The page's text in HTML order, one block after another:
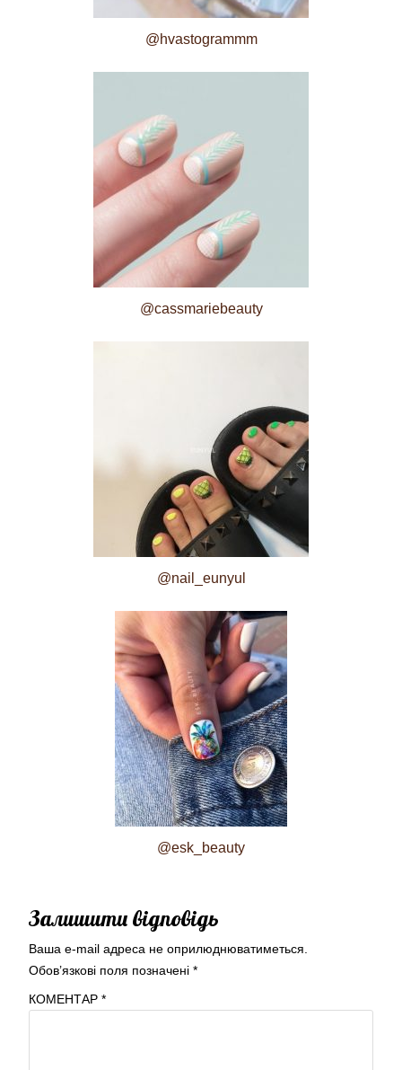
@hvastogrammm
@cassmariebeauty
@nail_eunyul
@esk_beauty
Залишити відповідь
Ваша e-mail адреса не оприлюднюватиметься.
Обов’язкові поля позначені *
КОМЕНТАР *